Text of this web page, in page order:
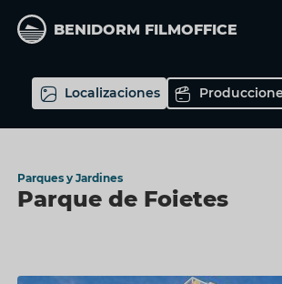
contenido
BENIDORM FILMOFFICE
Localizaciones
Bienvenido/a
Benidorm
Film
Parques y Jardines
Parque de Foietes